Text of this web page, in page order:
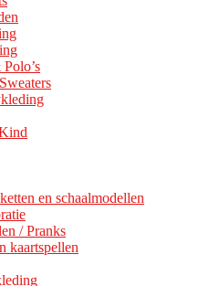
en schaalmodellen
/ Pranks
kaartspellen